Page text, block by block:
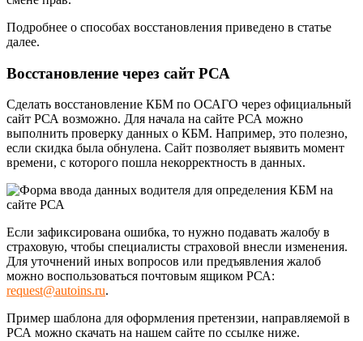
Подробнее о способах восстановления приведено в статье
далее.
Восстановление через сайт РСА
Сделать восстановление КБМ по ОСАГО через официальный
сайт РСА возможно. Для начала на сайте РСА можно
выполнить проверку данных о КБМ. Например, это полезно,
если скидка была обнулена. Сайт позволяет выявить момент
времени, с которого пошла некорректность в данных.
Если зафиксирована ошибка, то нужно подавать жалобу в
страховую, чтобы специалисты страховой внесли изменения.
Для уточнений иных вопросов или предъявления жалоб
можно воспользоваться почтовым ящиком РСА:
request@autoins.ru.
Пример шаблона для оформления претензии, направляемой в
РСА можно скачать на нашем сайте по ссылке ниже.